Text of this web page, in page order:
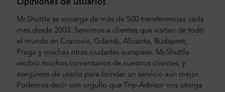
Mr.Shuttle se encarga de más de 500 transferencias cada
mes desde 2003. Servimos a clientes que visitan de todo
el mundo en Cracovia, Gdansk, Alicante, Budapest,
Praga y muchas otras ciudades europeas. Mr.Shuttle
recibió muchos comentarios de nuestros clientes, y
asegúrese de usarlo para brindar un servicio aún mejor.
Podemos decir con orgullo que Trip-Advisor nos otorga